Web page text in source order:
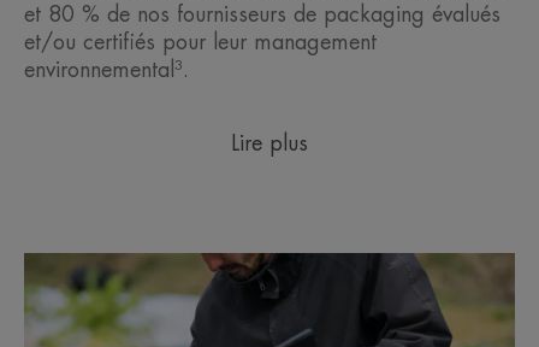
et 80 % de nos fournisseurs de packaging évalués
et/ou certifiés pour leur management
environnemental³.
Lire plus